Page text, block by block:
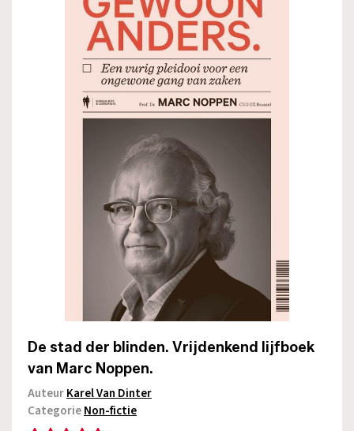
De stad der blinden. Vrijdenkend lijfboek
van Marc Noppen.
AuteurKarel Van Dinter
CategorieNon-fictie